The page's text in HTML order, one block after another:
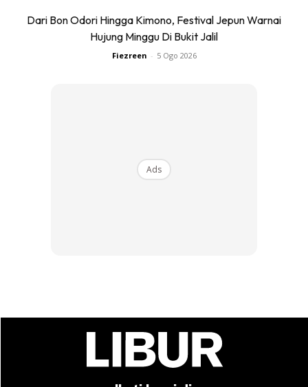
Gambar pantaipcbhomestay.blogspot.com
Kalau anda nak ke sini, pastikan anda memperuntukkan
Dengan suasana yang meriah dari awal malam hingga
dinihari keesokkannya, pasar ini memberikan pelbagai
Dari Bon Odori Hingga Kimono, Festival Jepun Warnai
Hujung Minggu Di Bukit Jalil
Fiezreen - 5 Ogo 2026
Ads